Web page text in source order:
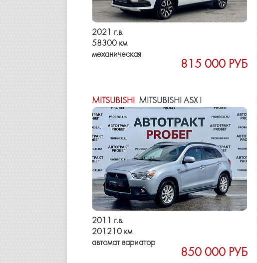
2021 г.в.
58300 км
механическая
815 000 РУБ
MITSUBISHI MITSUBISHI ASX I
2011 г.в.
201210 км
автомат вариатор
850 000 РУБ